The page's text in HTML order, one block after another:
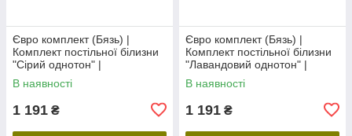
Євро комплект (Бязь) |
Комплект постільної білизни
"Сірий однотон" |
Простирадло 240х220 см
В наявності
1 191 ₴
Євро комплект (Бязь) |
Комплект постільної білизни
"Лавандовий однотон" |
Простирадло 240х220 см
В наявності
1 191 ₴